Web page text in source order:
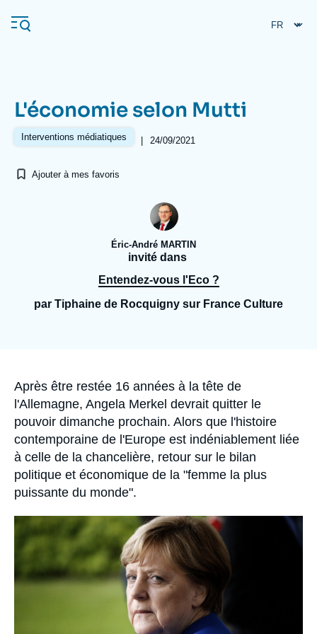
au
contenu
Navigation
principale
Recherches fréquentes
Proche-Orient
L'économie selon Mutti
Interventions médiatiques | 24/09/2021
Ajouter à mes favoris
Éric-André MARTIN
invité dans
Entendez-vous l'Eco ?
par Tiphaine de Rocquigny sur France Culture
Accroche
Après être restée 16 années à la tête de
l'Allemagne, Angela Merkel devrait quitter le
pouvoir dimanche prochain. Alors que l'histoire
contemporaine de l'Europe est indéniablement liée
à celle de la chancelière, retour sur le bilan
politique et économique de la "femme la plus
puissante du monde".
médiatique